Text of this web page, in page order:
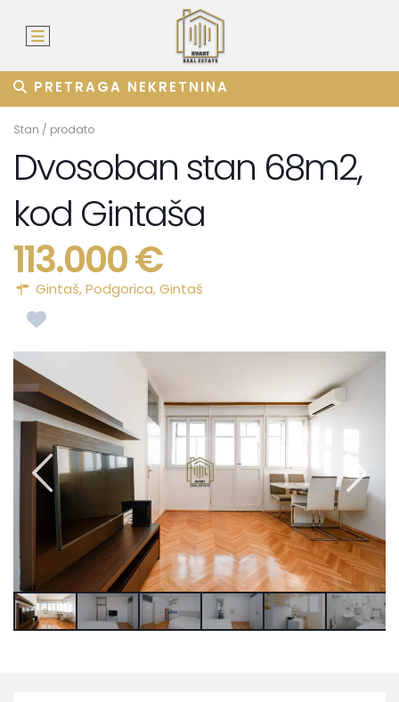
PRETRAGA NEKRETNINA
Stan / prodato
Dvosoban stan 68m2,
kod Gintaša
113.000 €
Gintaš,Podgorica,Gintaš